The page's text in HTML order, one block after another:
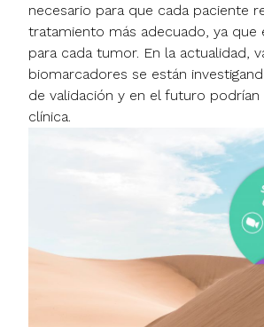
necesario para que cada paciente
tratamiento más adecuado, ya que
para cada tumor. En la actualidad,
biomarcadores se están
de validación y en el futuro podrían
clínica.